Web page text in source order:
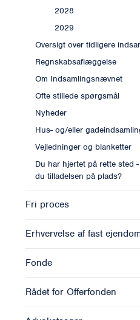
2028
2029
Oversigt over tidligere
Regnskabsaflæggelse
Om Indsamlingsnævnet
Ofte stillede spørgsmål
Nyheder
Hus- og/eller
Vejledninger og blanketter
Du har hjertet på rette sted
du tilladelsen på plads?
Fri proces
Erhvervelse af fast
Fonde
Rådet for Offerfonden